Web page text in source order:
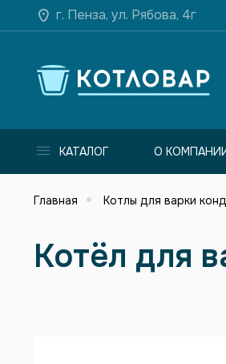
г. Пенза, ул. Рябова, 4г
КАТАЛОГ О
Главная Котлы для варки
Котёл для